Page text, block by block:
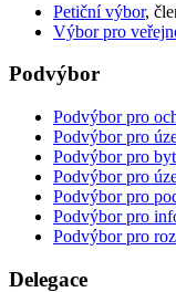
Petiční výbor,
Výbor pro
Podvýbor
Podvýbor pro
Podvýbor pro
Podvýbor pro
Podvýbor pro
Podvýbor pro
Podvýbor pro
Podvýbor pro
Delegace